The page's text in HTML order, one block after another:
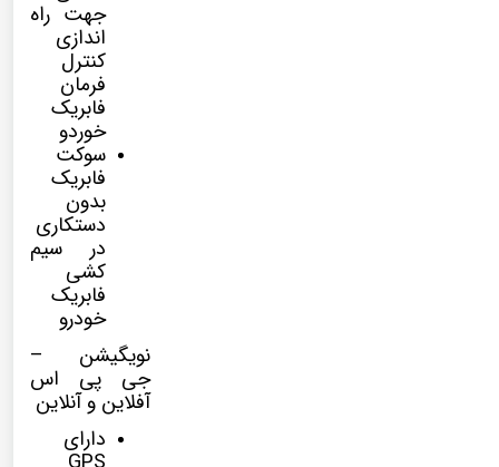
جهت راه
اندازی
کنترل
فرمان
فابریک
خوردو
سوکت
فابریک
بدون
دستکاری
در سیم
کشی
فابریک
خودرو
نویگیشن –
جی پی اس
آفلاین و آنلاین
دارای